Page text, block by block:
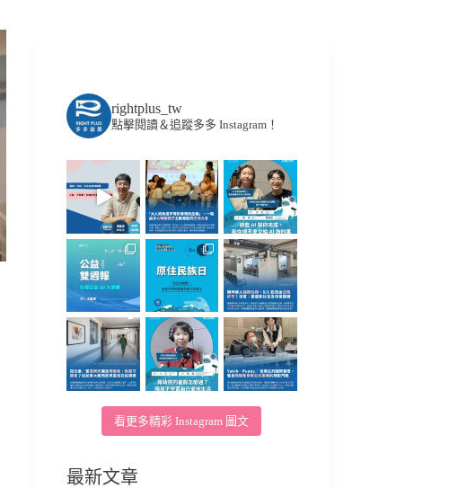
rightplus_tw
點擊閱讀＆追蹤多多 Instagram！
看更多精彩 Instagram 圖文
最新文章